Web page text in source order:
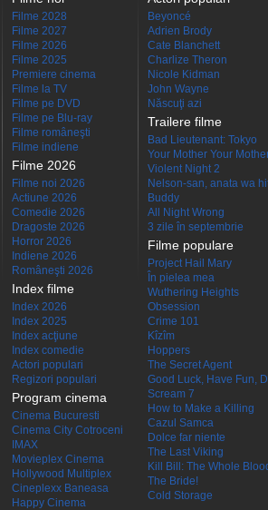
Filme 2028
Filme 2027
Filme 2026
Filme 2025
Premiere cinema
Filme la TV
Filme pe DVD
Filme pe Blu-ray
Filme româneşti
Filme indiene
Filme 2026
Filme noi 2026
Actiune 2026
Comedie 2026
Dragoste 2026
Horror 2026
Indiene 2026
Româneşti 2026
Index filme
Index 2026
Index 2025
Index acţiune
Index comedie
Actori populari
Regizori populari
Program cinema
Cinema Bucuresti
Cinema City Cotroceni
IMAX
Movieplex Cinema
Hollywood Multiplex
Cineplexx Baneasa
Happy Cinema
Beyoncé
Adrien Brody
Cate Blanchett
Charlize Theron
Nicole Kidman
John Wayne
Născuţi azi
Trailere filme
Bad Lieutenant: Tokyo
Your Mother Your
Violent Night 2
Nelson-san, anata wa
Buddy
All Night Wrong
3 zile în septembrie
Filme populare
Project Hail Mary
În pielea mea
Wuthering Heights
Obsession
Crime 101
Kîzîm
Hoppers
The Secret Agent
Good Luck, Have Fun,
Scream 7
How to Make a Killing
Cazul Samca
Dolce far niente
The Last Viking
Kill Bill: The Whole
The Bride!
Cold Storage